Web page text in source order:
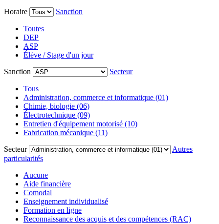
Horaire
Sanction
Toutes
DEP
ASP
Élève / Stage d'un jour
Sanction
Secteur
Tous
Administration, commerce et informatique (01)
Chimie, biologie (06)
Électrotechnique (09)
Entretien d'équipement motorisé (10)
Fabrication mécanique (11)
Secteur
Autres
particularités
Aucune
Aide financière
Comodal
Enseignement individualisé
Formation en ligne
Reconnaissance des acquis et des compétences (RAC)